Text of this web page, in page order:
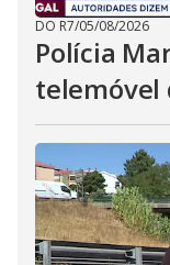
DO R7/05/08/2026
Polícia
telemóvel